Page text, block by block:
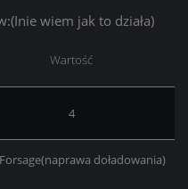
Inie wiem jak to działa)
Wartość
4
doładowania)